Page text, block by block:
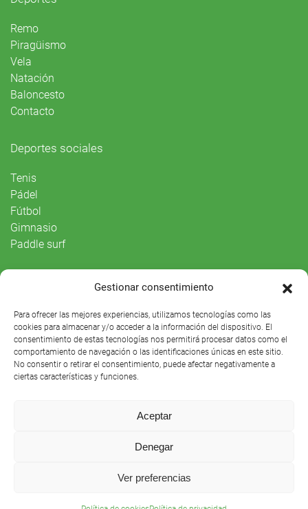
Gestionar consentimiento
Para ofrecer las mejores experiencias, utilizamos tecnologías como las
cookies para almacenar y/o acceder a la información del dispositivo. El
consentimiento de estas tecnologías nos permitirá procesar datos como el
comportamiento de navegación o las identificaciones únicas en este sitio.
No consentir o retirar el consentimiento, puede afectar negativamente a
ciertas características y funciones.
Aceptar
Denegar
Ver preferencias
Remo
Piragüismo
Vela
Natación
Baloncesto
Contacto
Deportes sociales
Tenis
Pádel
Fútbol
Gimnasio
Paddle surf
Agenda
Club Náutico Sevilla © 2021 |Aviso legal